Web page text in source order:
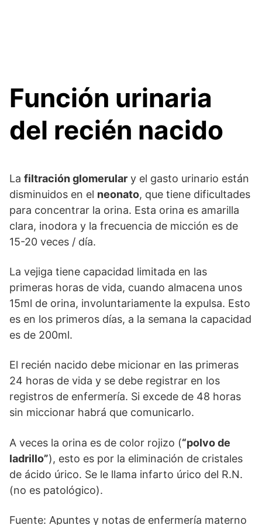
Función urinaria
del recién nacido
La filtración glomerular y el gasto urinario están
disminuidos en el neonato, que tiene dificultades
para concentrar la orina. Esta orina es amarilla
clara, inodora y la frecuencia de micción es de
15-20 veces / día.
La vejiga tiene capacidad limitada en las
primeras horas de vida, cuando almacena unos
15ml de orina, involuntariamente la expulsa. Esto
es en los primeros días, a la semana la capacidad
es de 200ml.
El recién nacido debe micionar en las primeras
24 horas de vida y se debe registrar en los
registros de enfermería. Si excede de 48 horas
sin miccionar habrá que comunicarlo.
A veces la orina es de color rojizo (“polvo de
ladrillo”), esto es por la eliminación de cristales
de ácido úrico. Se le llama infarto úrico del R.N.
(no es patológico).
Fuente: Apuntes y notas de enfermería materno